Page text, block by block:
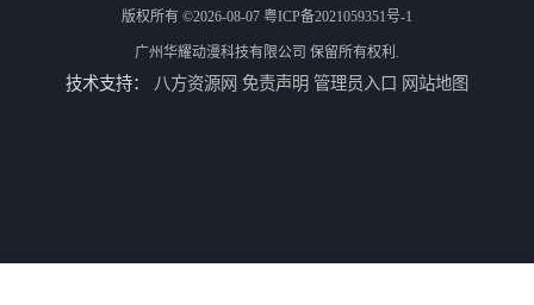
版权所有 ©2026-08-07 粤ICP备2021059351号-1
广州华耀动漫科技有限公司 保留所有权利.
技术支持： 八方资源网 免责声明 管理员入口 网站地图